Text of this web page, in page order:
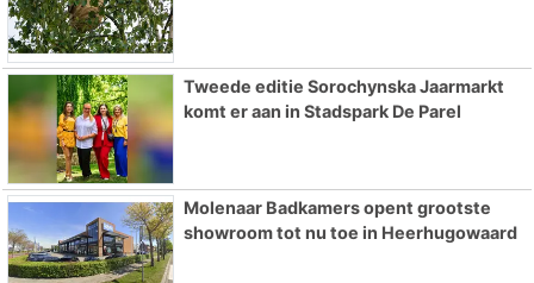
Tweede editie Sorochynska Jaarmarkt
komt er aan in Stadspark De Parel
Molenaar Badkamers opent grootste
showroom tot nu toe in Heerhugowaard